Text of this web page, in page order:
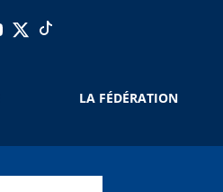
LA FÉDÉRATION